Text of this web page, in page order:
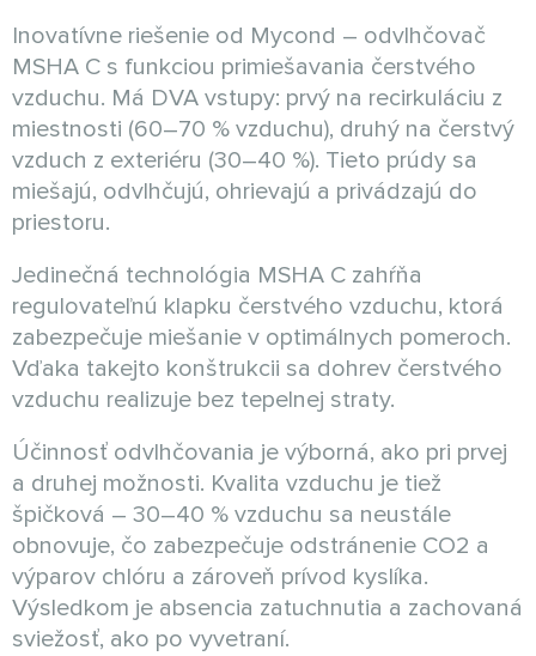
Inovatívne riešenie od Mycond – odvlhčovač
MSHA C s funkciou primiešavania čerstvého
vzduchu. Má DVA vstupy: prvý na recirkuláciu z
miestnosti (60–70 % vzduchu), druhý na čerstvý
vzduch z exteriéru (30–40 %). Tieto prúdy sa
miešajú, odvlhčujú, ohrievajú a privádzajú do
priestoru.
Jedinečná technológia MSHA C zahŕňa
regulovateľnú klapku čerstvého vzduchu, ktorá
zabezpečuje miešanie v optimálnych pomeroch.
Vďaka takejto konštrukcii sa dohrev čerstvého
vzduchu realizuje bez tepelnej straty.
Účinnosť odvlhčovania je výborná, ako pri prvej
a druhej možnosti. Kvalita vzduchu je tiež
špičková – 30–40 % vzduchu sa neustále
obnovuje, čo zabezpečuje odstránenie CO2 a
výparov chlóru a zároveň prívod kyslíka.
Výsledkom je absencia zatuchnutia a zachovaná
sviežosť, ako po vyvetraní.